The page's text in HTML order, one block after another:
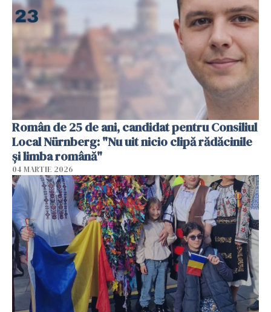
Român de 25 de ani, candidat pentru Consiliul
Local Nürnberg: "Nu uit nicio clipă rădăcinile
și limba română"
04 MARTIE 2026